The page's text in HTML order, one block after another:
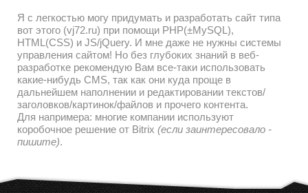
Я с легкостью могу придумать и разработать сайт типа
вот этого (vj72.ru) при помощи PHP(±MySQL),
HTML(CSS) и JS/jQuery. И мне даже не нужны системы
управления сайтом! Но без глубоких знаний в веб-
разработке рекомендую Вам все-таки использовать
какие-нибудь CMS, так как они куда проще в
дальнейшем наполнении и редактировании текстов/
заголовков/картинок/файлов и прочего контента.
Для напримера: многие компании используют
коробочное решение от Bitrix (если заинтересовало -
пишите).